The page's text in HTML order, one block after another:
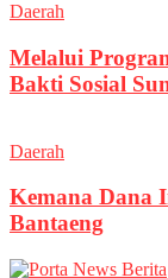
Daerah
Melalui
Bakti Sosial
Daerah
Kemana Dana
Bantaeng